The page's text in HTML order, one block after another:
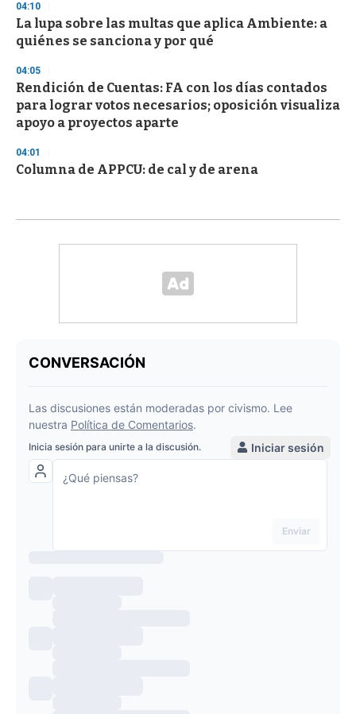
04:10
La lupa sobre las multas que aplica Ambiente: a
quiénes se sanciona y por qué
04:05
Rendición de Cuentas: FA con los días contados
para lograr votos necesarios; oposición visualiza
apoyo a proyectos aparte
04:01
Columna de APPCU: de cal y de arena